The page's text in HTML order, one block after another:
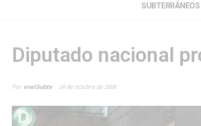
SUBTERRÁNEOS
Diputado nacional
Por enelSubte 14 de octubre de 2008